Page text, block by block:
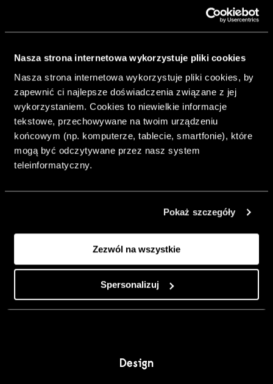
Nasza strona internetowa wykorzystuje pliki cookies
Nasza strona internetowa wykorzystuje pliki cookies, by
zapewnić ci najlepsze doświadczenia związane z jej
wykorzystaniem. Cookies to niewielkie informacje
tekstowe, przechowywane na twoim urządzeniu
końcowym (np. komputerze, tablecie, smartfonie), które
mogą być odczytywane przez nasz system
teleinformatyczny.
Pokaż szczegóły
Zezwól na wszystkie
Spersonalizuj
& Living 40.
„Dom bardziej
Twój. Odważ się
urządzić go
rzemiosło jako
punkt wyjścia
do wnętrz
pełnych
charakteru”.
Design